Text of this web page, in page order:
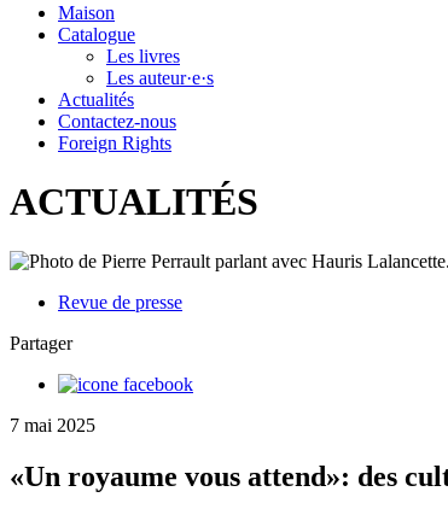
Maison
Catalogue
Les livres
Les auteur·e·s
Actualités
Contactez-nous
Foreign Rights
ACTUALITÉS
Revue de presse
Partager
7 mai 2025
«Un royaume vous attend»: des